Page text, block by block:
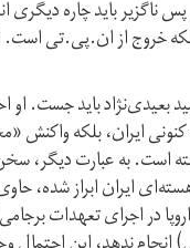
ناگزیر باید چاره دیگری
خروج از ان.پی.تی است.
بعیدی‌نژاد باید جست. او
ایران، بلکه واکنش
است. به عبارت دیگر،
ایران ابراز شده،
در اجرای تعهدات